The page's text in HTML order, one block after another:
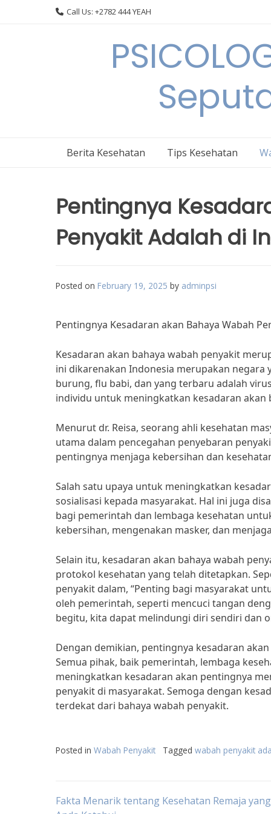
Call Us: +2782 444 YEAH
Berita Kesehatan Tips Kesehatan
Pentingnya
Penyakit Adalah di
Posted on February 19, 2025 by adminpsi
Pentingnya Kesadaran akan Bahaya Wabah
Kesadaran akan bahaya wabah penyakit
ini dikarenakan Indonesia merupakan
burung, flu babi, dan yang terbaru adalah
individu untuk meningkatkan kesadaran akan
Menurut dr. Reisa, seorang ahli kesehatan
utama dalam pencegahan penyebaran
pentingnya menjaga kebersihan dan
Salah satu upaya untuk meningkatkan
sosialisasi kepada masyarakat. Hal ini juga
bagi pemerintah dan lembaga kesehatan
kebersihan, mengenakan masker, dan
Selain itu, kesadaran akan bahaya wabah
protokol kesehatan yang telah ditetapkan.
penyakit dalam, “Penting bagi masyarakat
oleh pemerintah, seperti mencuci tangan
begitu, kita dapat melindungi diri sendiri dan
Dengan demikian, pentingnya kesadaran
Semua pihak, baik pemerintah, lembaga
meningkatkan kesadaran akan pentingnya
penyakit di masyarakat. Semoga dengan
terdekat dari bahaya wabah penyakit.
Posted in Wabah Penyakit Tagged wabah penyakit
Post
Fakta Menarik tentang Kesehatan Remaja